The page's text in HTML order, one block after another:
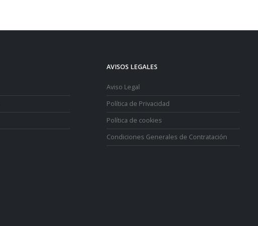
AVISOS LEGALES
Aviso Legal
Política de Privacidad
Política de cookies
Condiciones Generales de Contratación